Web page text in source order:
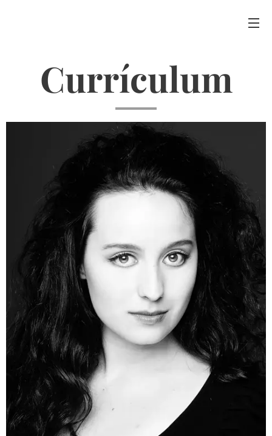
Currículum